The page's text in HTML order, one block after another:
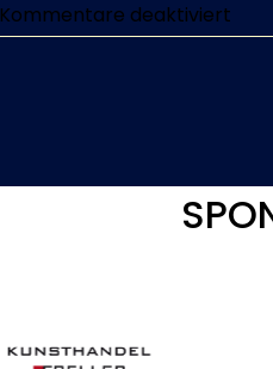
Kommentare deaktiviert
Alles